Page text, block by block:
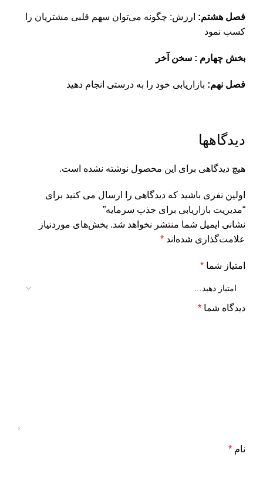
فصل هشتم:‌ ارزش: چگونه می‌توان سهم قلبی مشتریان را
کسب نمود
بخش چهارم : سخن آخر
فصل نهم: بازاریابی خود را به درستی انجام دهید
دیدگاهها
هیچ دیدگاهی برای این محصول نوشته نشده است.
اولین نفری باشید که دیدگاهی را ارسال می کنید برای
“مدیریت بازاریابی برای جذب سرمایه”
نشانی ایمیل شما منتشر نخواهد شد. بخش‌های موردنیاز
علامت‌گذاری شده‌اند *
امتیاز شما *
دیدگاه شما *
نام *